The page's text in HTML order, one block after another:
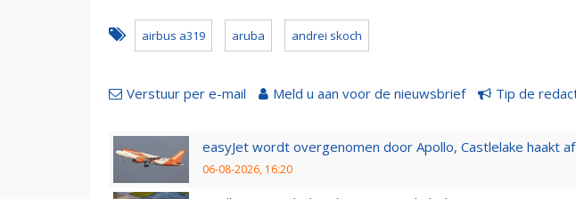
airbus a319 aruba andrei skoch
Verstuur per e-mail Meld u aan voor de nieuwsbrief Tip de
easyJet wordt overgenomen door Apollo, Castlelake haakt af
06-08-2026, 16:20